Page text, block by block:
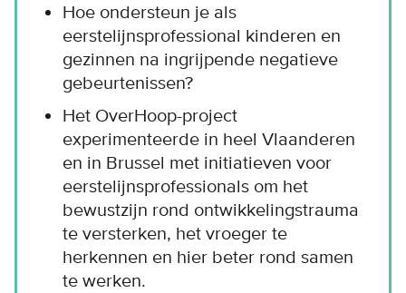
Hoe ondersteun je als
eerstelijnsprofessional kinderen en
gezinnen na ingrijpende negatieve
gebeurtenissen?
Het OverHoop-project
experimenteerde in heel Vlaanderen
en in Brussel met initiatieven voor
eerstelijnsprofessionals om het
bewustzijn rond ontwikkelingstrauma
te versterken, het vroeger te
herkennen en hier beter rond samen
te werken.